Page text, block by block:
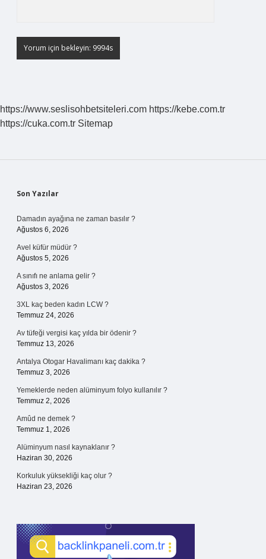
https://www.seslisohbetsiteleri.com https://kebe.com.tr
https://cuka.com.tr Sitemap
Sidebar
Son Yazılar
Damadın ayağına ne zaman basılır ?
Ağustos 6, 2026
Avel küfür müdür ?
Ağustos 5, 2026
A sınıfı ne anlama gelir ?
Ağustos 3, 2026
3XL kaç beden kadın LCW ?
Temmuz 24, 2026
Av tüfeği vergisi kaç yılda bir ödenir ?
Temmuz 13, 2026
Antalya Otogar Havalimanı kaç dakika ?
Temmuz 3, 2026
Yemeklerde neden alüminyum folyo kullanılır ?
Temmuz 2, 2026
Amûd ne demek ?
Temmuz 1, 2026
Alüminyum nasıl kaynaklanır ?
Haziran 30, 2026
Korkuluk yüksekliği kaç olur ?
Haziran 23, 2026